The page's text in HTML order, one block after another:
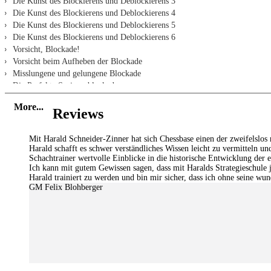
Die Kunst des Blockierens und Deblockierens 4
Die Kunst des Blockierens und Deblockierens 5
Die Kunst des Blockierens und Deblockierens 6
Vorsicht, Blockade!
Vorsicht beim Aufheben der Blockade
Misslungene und gelungene Blockade
Die Perfekte Springerblockade
Blockade im Königsinder
Blockade und Petrosians Qualitätsopfer
Blockade und Isolani
Blockade und Hängende Bauern
Blockade Extras
Die Dame als anfällige Blockadefigur
Beseitigung der Blockadefigur
More... Reviews
Mit Harald Schneider-Zinner hat sich Chessbase einen der
Harald schafft es schwer verständliches Wissen leicht zu vermitteln
Schachtrainer wertvolle Einblicke in die historische Entwicklung der
Ich kann mit gutem Gewissen sagen, dass mit Haralds
Harald trainiert zu werden und bin mir sicher, dass ich ohne seine
GM Felix Blohberger